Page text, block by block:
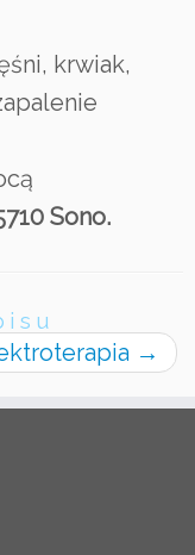
krwiak,
Sono.
→